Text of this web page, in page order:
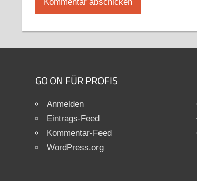
GO ON FÜR PROFIS
Anmelden
Eintrags-Feed
Kommentar-Feed
WordPress.org